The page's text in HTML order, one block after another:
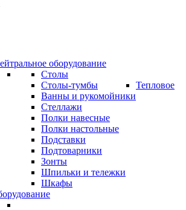
оборудование
Столы
Столы-тумбы
Ванны и рукомойники
Стеллажи
Полки навесные
Полки настольные
Подставки
Подтоварники
Зонты
Шпильки и тележки
Шкафы
Тепловое